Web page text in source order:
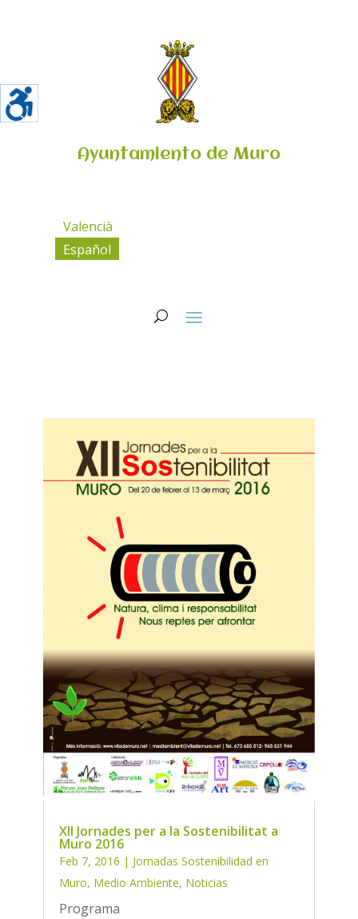
Ayuntamiento de Muro
Valencià
Español
XII Jornades per a la Sostenibilitat a
Muro 2016
Feb 7, 2016 | Jornadas Sostenibilidad en
Muro, Medio Ambiente, Noticias
Programa